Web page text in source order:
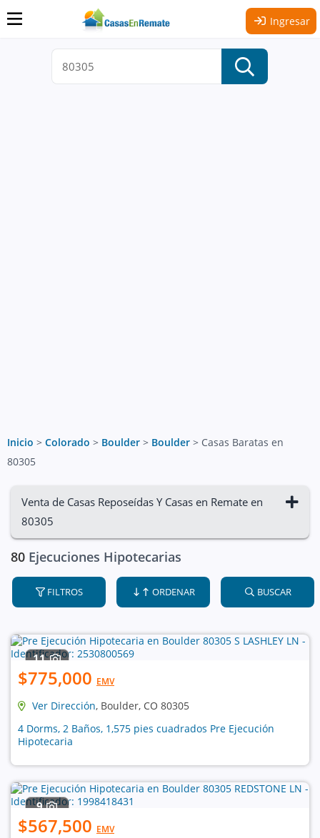
Ingresar
Inicio > Colorado > Boulder > Boulder > Casas Baratas en
80305
Venta de Casas Reposeídas Y Casas en Remate en
80305
80 Ejecuciones Hipotecarias
FILTROS ORDENAR BUSCAR
11
$775,000 EMV
Ver Dirección, Boulder, CO 80305
4 Dorms, 2 Baños, 1,575 pies cuadrados Pre Ejecución
Hipotecaria
9
$567,500 EMV